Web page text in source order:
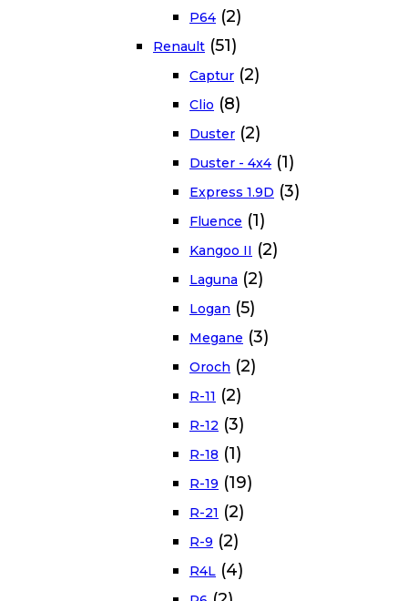
P64 (2)
Renault (51)
Captur (2)
Clio (8)
Duster (2)
Duster - 4x4 (1)
Express 1.9D (3)
Fluence (1)
Kangoo II (2)
Laguna (2)
Logan (5)
Megane (3)
Oroch (2)
R-11 (2)
R-12 (3)
R-18 (1)
R-19 (19)
R-21 (2)
R-9 (2)
R4L (4)